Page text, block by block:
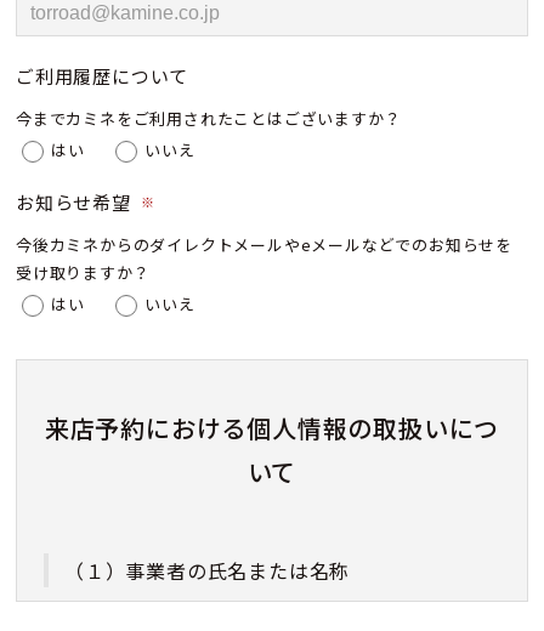
ご利用履歴について
今までカミネをご利用されたことはございますか？
はい
いいえ
お知らせ希望 ※
今後カミネからのダイレクトメールやeメールなどでのお知らせを
受け取りますか？
はい
いいえ
来店予約における個人情報の取扱いにつ
いて
（１）事業者の氏名または名称